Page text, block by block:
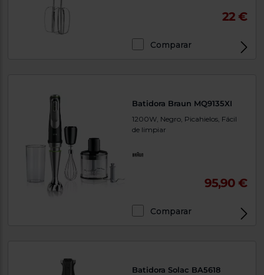
22 €
Comparar
Batidora Braun MQ9135XI
1200W, Negro, Picahielos, Fácil
de limpiar
95,90 €
Comparar
Batidora Solac BA5618